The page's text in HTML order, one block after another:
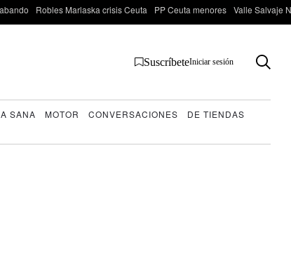
Robles Marlaska crisis Ceuta PP Ceuta menores Valle Salvaje
SuscríbeteIniciar sesión
SANA MOTOR CONVERSACIONES
DE TIENDAS